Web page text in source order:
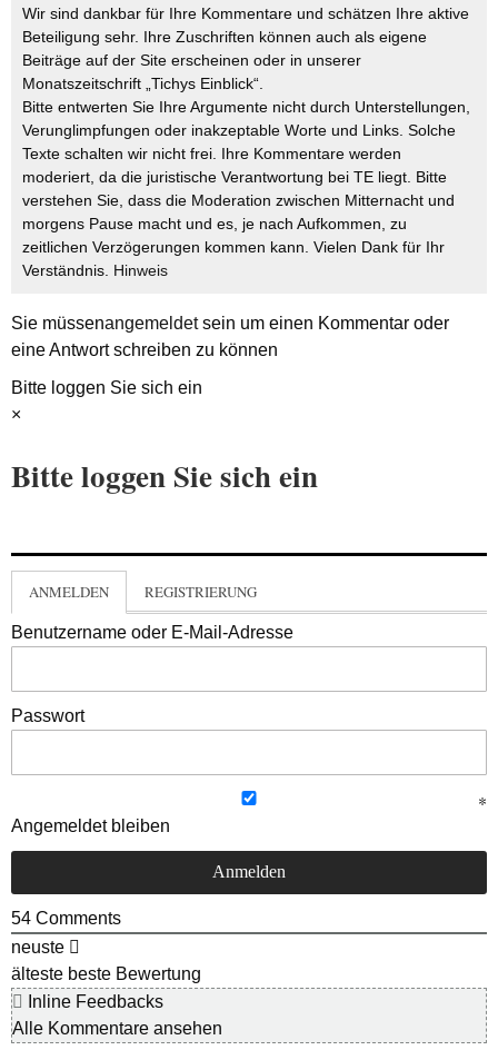
Wir sind dankbar für Ihre Kommentare und schätzen Ihre aktive
Beteiligung sehr. Ihre Zuschriften können auch als eigene
Beiträge auf der Site erscheinen oder in unserer
Monatszeitschrift „Tichys Einblick“.
Bitte entwerten Sie Ihre Argumente nicht durch Unterstellungen,
Verunglimpfungen oder inakzeptable Worte und Links. Solche
Texte schalten wir nicht frei. Ihre Kommentare werden
moderiert, da die juristische Verantwortung bei TE liegt. Bitte
verstehen Sie, dass die Moderation zwischen Mitternacht und
morgens Pause macht und es, je nach Aufkommen, zu
zeitlichen Verzögerungen kommen kann. Vielen Dank für Ihr
Verständnis. Hinweis
Sie müssenangemeldetsein um einen Kommentar oder
eine Antwort schreiben zu können
Bitte loggen Sie sich ein
×
Bitte loggen Sie sich ein
ANMELDEN REGISTRIERUNG
Benutzername oder E-Mail-Adresse
Passwort
Angemeldet bleiben
54 Comments
neuste
älteste beste Bewertung
Inline Feedbacks
Alle Kommentare ansehen